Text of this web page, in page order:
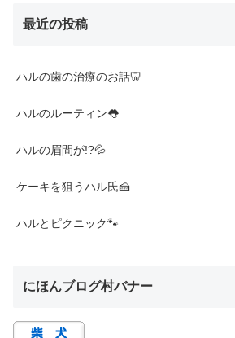
最近の投稿
ハルの歯の治療のお話🦷
ハルのルーティン👅
ハルの眉間が!?💦
ケーキを狙うハル氏🍰
ハルとピクニック🐾
にほんブログ村バナー